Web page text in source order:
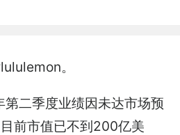
。
二季度业绩因未达市场预
前市值已不到200亿美